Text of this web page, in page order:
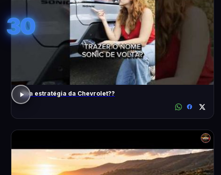
30
Boa estratégia da Chevrolet??